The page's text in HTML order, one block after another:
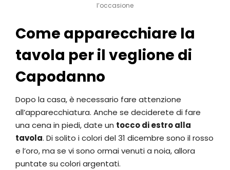
l’occasione
Come apparecchiare la
tavola per il veglione di
Capodanno
Dopo la casa, è necessario fare attenzione
all’apparecchiatura. Anche se deciderete di fare
una cena in piedi, date un tocco di estro alla
tavola. Di solito i colori del 31 dicembre sono il rosso
e l’oro, ma se vi sono ormai venuti a noia, allora
puntate su colori argentati.